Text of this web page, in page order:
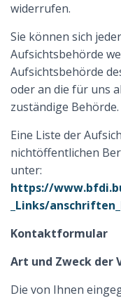
widerrufen.
Sie können sich
Aufsichtsbehörde
Aufsichtsbehörde
oder an die für uns
zuständige Behörde.
Eine Liste der
nichtöffentlichen
unter:
https://
_Links/
Kontaktformular
Art und Zweck der
Die von Ihnen